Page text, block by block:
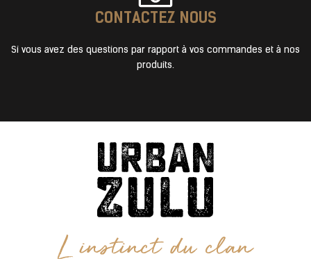
CONTACTEZ NOUS​
Si vous avez des questions par rapport à vos commandes et à nos
produits.​
L instinct du clan